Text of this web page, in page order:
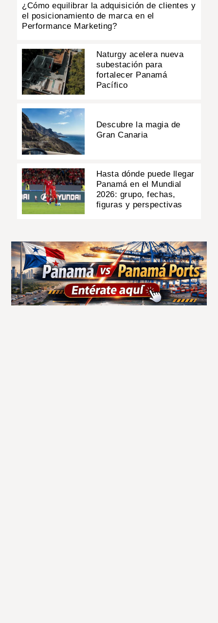
¿Cómo equilibrar la adquisición de clientes y
el posicionamiento de marca en el
Performance Marketing?
Naturgy acelera nueva
subestación para
fortalecer Panamá
Pacífico
Descubre la magia de
Gran Canaria
Hasta dónde puede llegar
Panamá en el Mundial
2026: grupo, fechas,
figuras y perspectivas